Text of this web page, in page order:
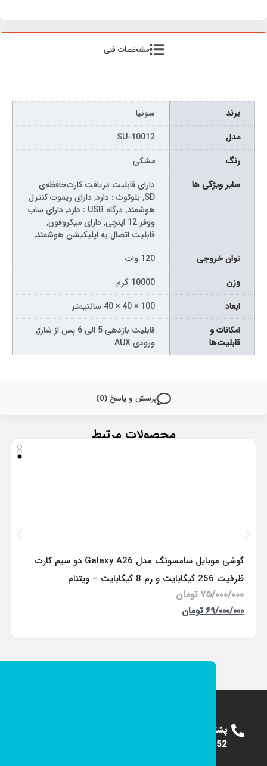
مشخصات فنی
پرسش و پاسخ (0)
برند
سونیا
مدل
SU-10012
رنگ
مشکی
سایر ویژگی ها
دارای قابلیت دریافت کارت‌حافظه‌ی
SD, بلوتوث : دارد, دارای ریموت کنترل
هوشمند, درگاه USB : دارد, دارای ساب
ووفر 12 اینچی, دارای میکروفون,
قابلیت اتصال به اپلیکیشن هوشمند,
توان خروجی
120 وات
وزن
10000 گرم
ابعاد
100 × 40 × 40 سانتیمتر
امکانات و
قابلیت‌ها
قابلیت بازدهی 5 الی 6 پس از شارژ,
ورودی AUX
محصولات مرتبط
گوشی موبایل سامسونگ مدل Galaxy A26 دو سیم کارت
ظرفیت 256 گیگابایت و رم 8 گیگابایت – ویتنام
۷۵/۰۰۰/۰۰۰ تومان
۶۹/۰۰۰/۰۰۰ تومان
پشتیبانی
09124375652